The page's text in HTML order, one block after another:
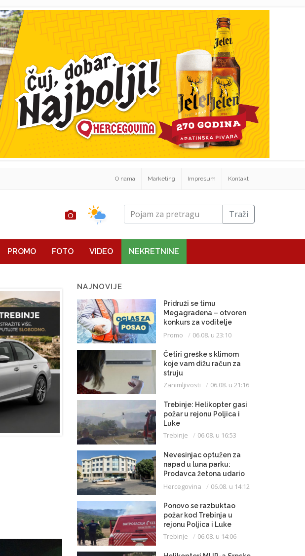
O nama Marketing Impresum Kontakt
Traži
PROMO FOTO VIDEO NEKRETNINE
NAJNOVIJE
Pridruži se timu
Megagradena – otvoren
konkurs za voditelje
gradilišta
Promo 06.08. u 23:10
Četiri greške s klimom
koje vam dižu račun za
struju
Zanimljivosti 06.08. u 21:16
Trebinje: Helikopter gasi
požar u rejonu Poljica i
Luke
Trebinje 06.08. u 16:53
Nevesinjac optužen za
napad u luna parku:
Prodavca žetona udario
mikrofonom u glavu
Hercegovina 06.08. u 14:12
Ponovo se razbuktao
požar kod Trebinja u
rejonu Poljica i Luke
Trebinje 06.08. u 14:06